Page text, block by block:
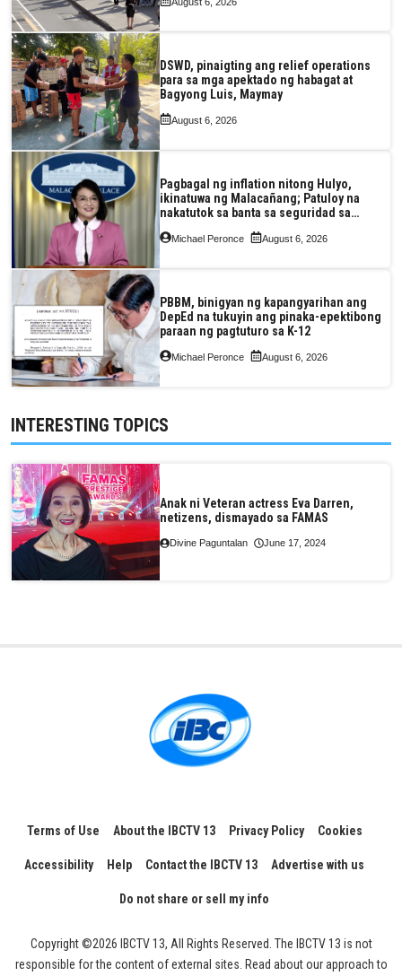
DSWD, pinaigting ang relief operations
para sa mga apektado ng habagat at
Bagyong Luis, Maymay
August 6, 2026
Pagbagal ng inflation nitong Hulyo,
ikinatuwa ng Malacañang; Patuloy na
nakatutok sa banta sa seguridad sa
pagkain, enerhiya
Michael Peronce August 6, 2026
PBBM, binigyan ng kapangyarihan ang
DepEd na tukuyin ang pinaka-epektibong
paraan ng pagtuturo sa K-12
Michael Peronce August 6, 2026
INTERESTING TOPICS
Anak ni Veteran actress Eva Darren,
netizens, dismayado sa FAMAS
Divine Paguntalan June 17, 2024
Terms of Use About the IBCTV 13 Privacy Policy Cookies
Accessibility Help Contact the IBCTV 13 Advertise with us
Do not share or sell my info
Copyright ©2026 IBCTV 13, All Rights Reserved. The IBCTV 13 is not
responsible for the content of external sites. Read about our approach to